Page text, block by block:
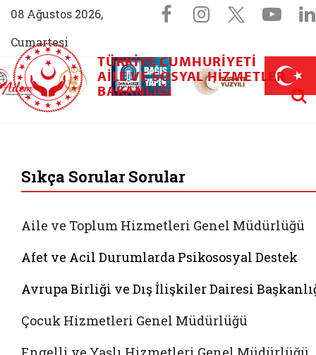
08 Ağustos 2026,
Cumartesi
Sosyal
Facebook
Instagram
X
Aile (yeni sekmede açılır)
AİLEM İletişim Merkezi (yeni sekmede açılır)
Aile ve Nüfus On Yılı (yeni sekmede açılır)
Darülaceze bağış sayfası (yeni
TÜRKIYE CUMHURIYETI
AILE VE SOSYAL HIZMETLER
BAKANLIĞI
Sıkça Sorular Sorular
Aile ve Toplum Hizmetleri Genel Müdürlüğü
Afet ve Acil Durumlarda Psikososyal Destek
Avrupa Birliği ve Dış İlişkiler Dairesi
Çocuk Hizmetleri Genel Müdürlüğü